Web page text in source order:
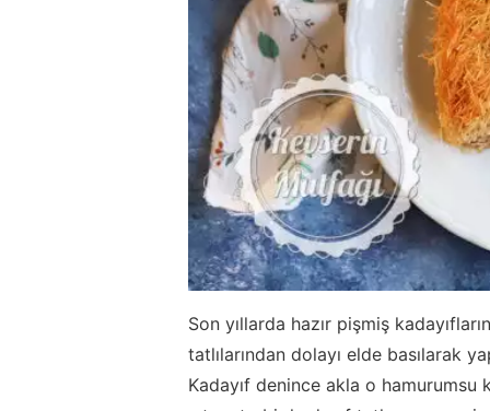
Son yıllarda hazır pişmiş
tatlılarından dolayı elde basılarak
Kadayıf denince akla o hamurumsu